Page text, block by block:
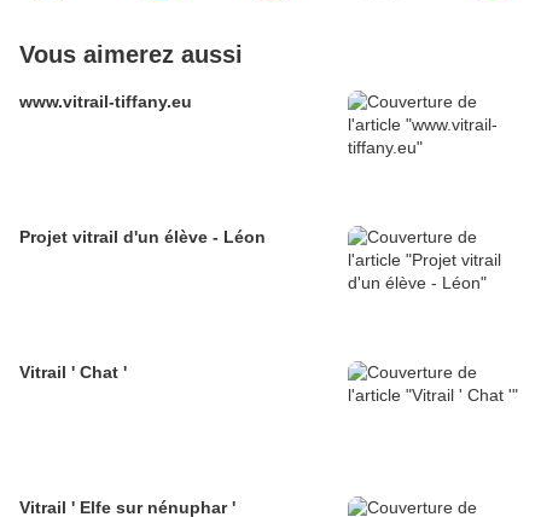
Vous aimerez aussi
www.vitrail-tiffany.eu
Projet vitrail d'un élève - Léon
Vitrail ' Chat '
Vitrail ' Elfe sur nénuphar '